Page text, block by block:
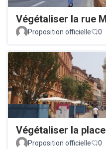
Végétaliser la rue
Proposition officielle
0
Végétaliser la
Proposition officielle
0